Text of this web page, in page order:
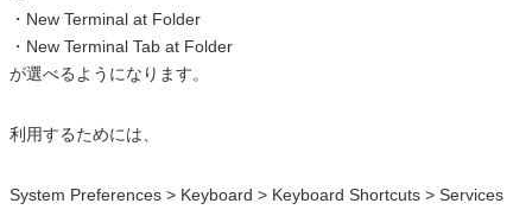
・New Terminal at Folder
・New Terminal Tab at Folder
が選べるようになります。
利用するためには、
System Preferences > Keyboard > Keyboard Shortcuts > Services